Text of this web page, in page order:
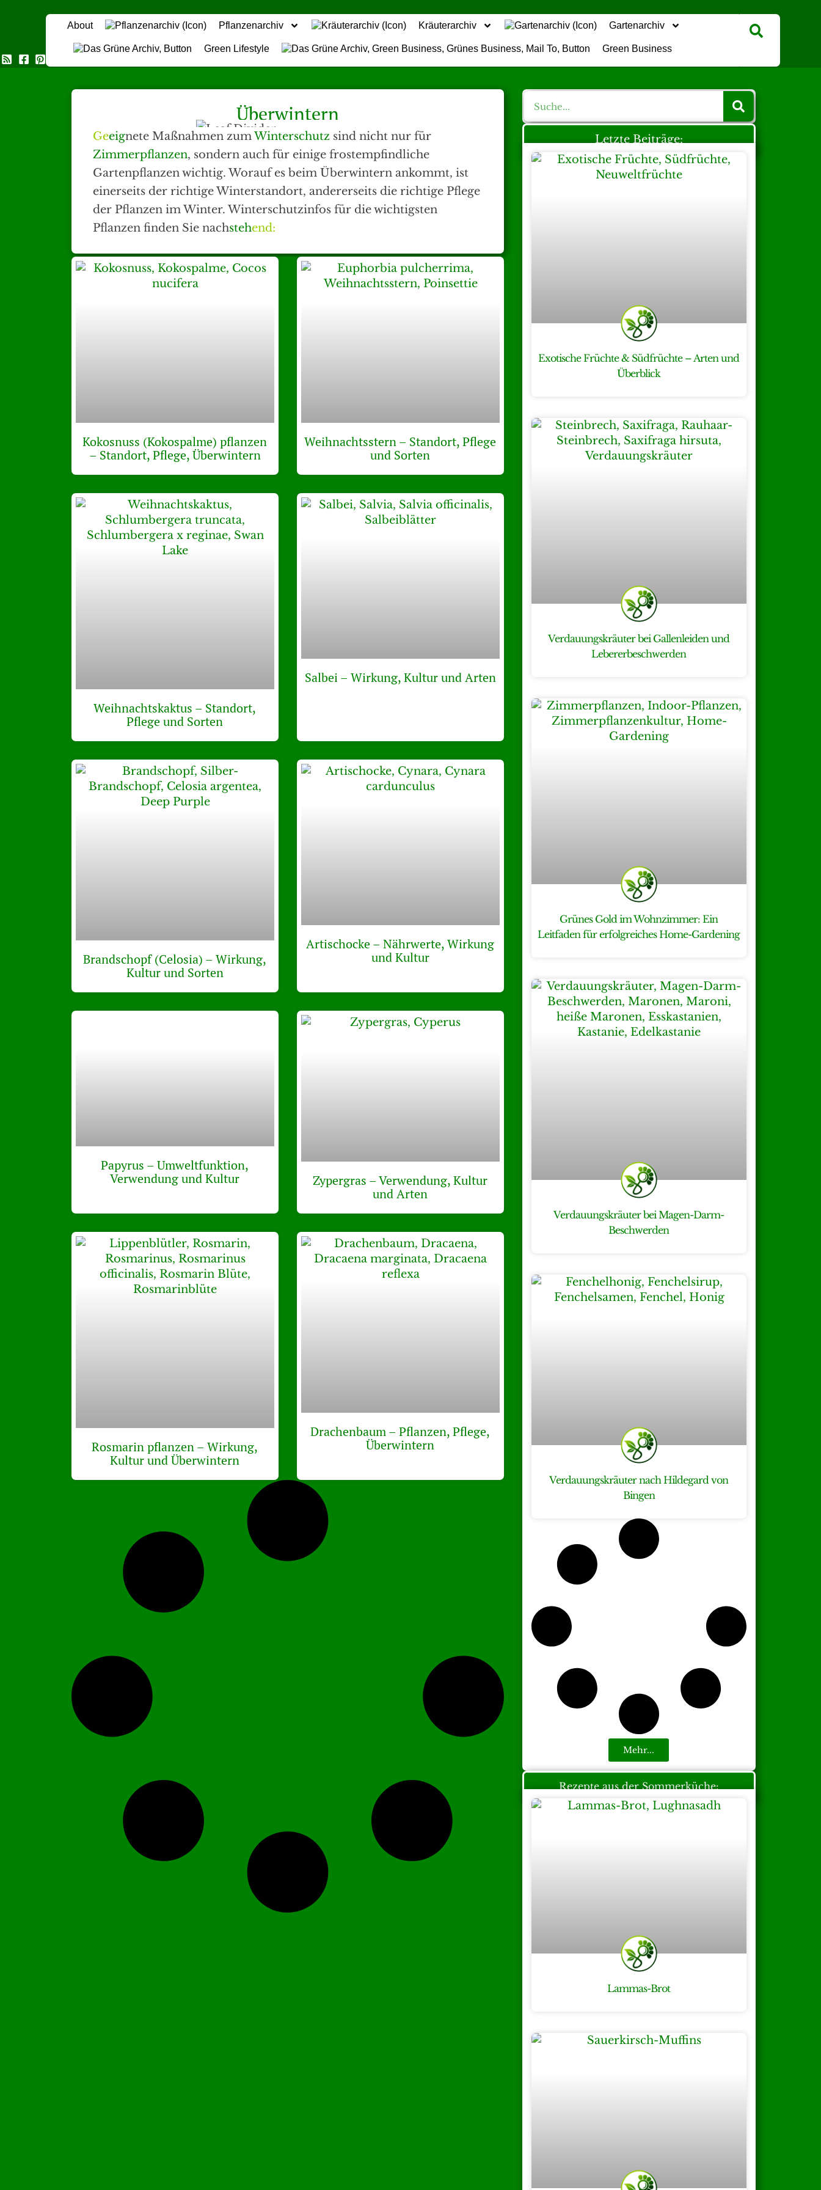
About Pflanzenarchiv Kräuterarchiv Gartenarchiv
Green Lifestyle Green Business
Das Grüne Archiv
Überwintern
Geeignete Maßnahmen zumWinterschutz sind nicht nur für
Zimmerpflanzen, sondern auch für einige frostempfindliche
Gartenpflanzen wichtig. Worauf es beim Überwintern ankommt, ist
einerseits der richtige Winterstandort, andererseits die richtige Pflege
der Pflanzen im Winter. Winterschutzinfos für die wichtigsten
Pflanzen finden Sie nachstehend:
Kokosnuss (Kokospalme) pflanzen
– Standort, Pflege, Überwintern
Weihnachtsstern – Standort, Pflege
und Sorten
Weihnachtskaktus – Standort,
Pflege und Sorten
Salbei – Wirkung, Kultur und Arten
Brandschopf (Celosia) – Wirkung,
Kultur und Sorten
Artischocke – Nährwerte, Wirkung
und Kultur
Papyrus – Umweltfunktion,
Verwendung und Kultur
Zypergras – Verwendung, Kultur
und Arten
Rosmarin pflanzen – Wirkung,
Kultur und Überwintern
Drachenbaum – Pflanzen, Pflege,
Überwintern
Letzte Beiträge:
Exotische Früchte & Südfrüchte – Arten und
Überblick
Verdauungskräuter bei Gallenleiden und
Lebererbeschwerden
Grünes Gold im Wohnzimmer: Ein
Leitfaden für erfolgreiches Home-Gardening
Verdauungskräuter bei Magen-Darm-
Beschwerden
Verdauungskräuter nach Hildegard von
Bingen
Mehr...
Rezepte aus der Sommerküche:
Lammas-Brot